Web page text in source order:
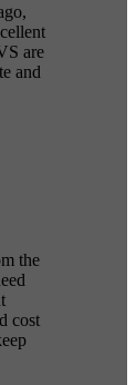
are
and
the
cost